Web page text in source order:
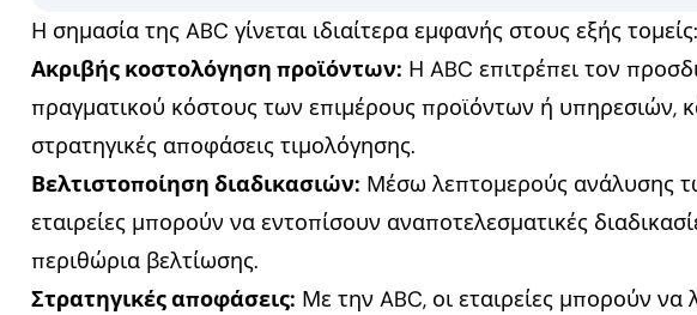
Η σημασία της ABC γίνεται ιδιαίτερα εμφανής στους εξής τομείς:
Ακριβής κοστολόγηση προϊόντων: Η ABC επιτρέπει τον
πραγματικού κόστους των επιμέρους προϊόντων ή υπηρεσιών,
στρατηγικές αποφάσεις τιμολόγησης.
Βελτιστοποίηση διαδικασιών: Μέσω λεπτομερούς ανάλυσης
εταιρείες μπορούν να εντοπίσουν αναποτελεσματικές
περιθώρια βελτίωσης.
Στρατηγικές αποφάσεις: Με την ABC, οι εταιρείες μπορούν να